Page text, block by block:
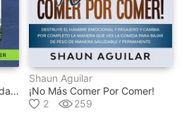
Recetario Vegano De Comidas Poderosas Sin Carnes Para Atletas
Shaun Aguilar
¡no Más Comer Por Comer!
2
259